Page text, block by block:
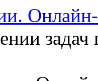
задач